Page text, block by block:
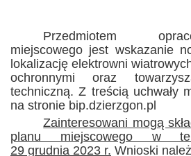
Przedmiotem
miejscowego jest wskazanie
lokalizację elektrowni
ochronnymi oraz
techniczną. Z treścią uchwały
na stronie bip.dzierzgon.pl
Zainteresowani mogą
planu miejscowego w
29 grudnia 2023 r. Wnioski